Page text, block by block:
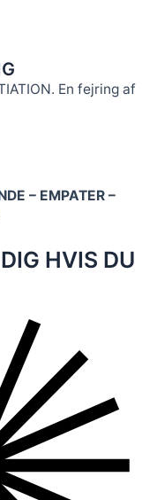
En fejring af
– EMPATER –
HVIS DU